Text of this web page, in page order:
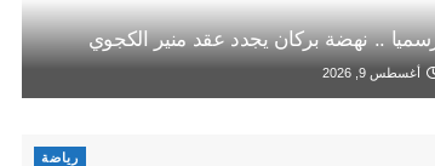
.. نهضة بركان يجدد عقد منير الكجوي
أغسطس 9, 2026
رياضة